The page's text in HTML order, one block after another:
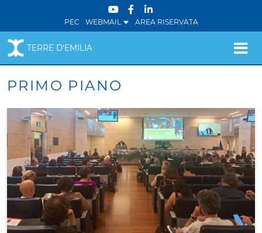
PEC WEBMAIL AREA RISERVATA
TERRE D'EMILIA
PRIMO PIANO